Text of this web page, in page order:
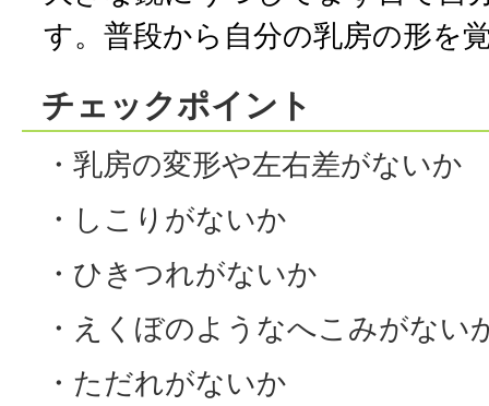
す。普段から自分の乳房の形を
チェックポイント
・乳房の変形や左右差がないか
・しこりがないか
・ひきつれがないか
・えくぼのようなへこみがない
・ただれがないか